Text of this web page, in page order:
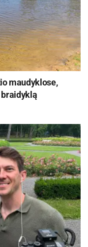
maudyklose,